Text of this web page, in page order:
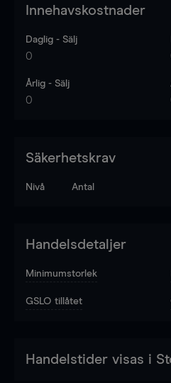
Innehavskostnader
Daglig - Sälj
0
Årlig - Sälj
0
Säkerhetskrav
Nivå Antal
Handelsdetaljer
Minimumstorlek
GSLO tillåtet
Handelstider visas i